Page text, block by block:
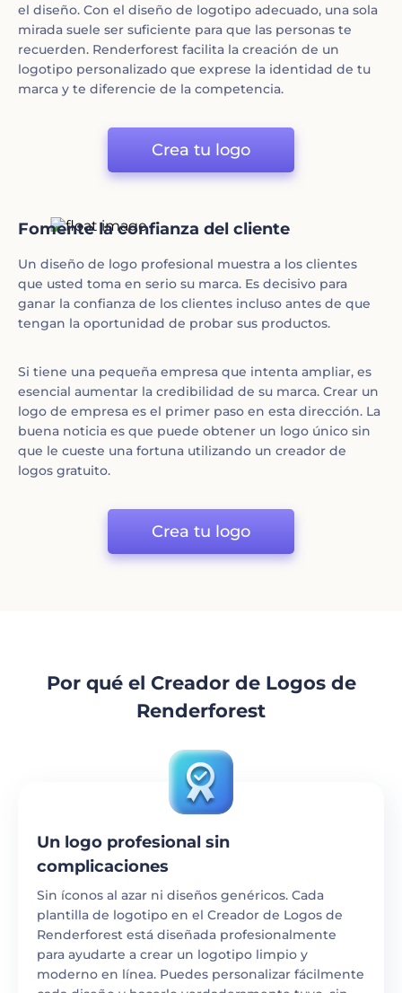
el diseño. Con el diseño de logotipo adecuado, una sola
mirada suele ser suficiente para que las personas te
recuerden. Renderforest facilita la creación de un
logotipo personalizado que exprese la identidad de tu
marca y te diferencie de la competencia.
Crea tu logo
Fomente la confianza del cliente
Un diseño de logo profesional muestra a los clientes
que usted toma en serio su marca. Es decisivo para
ganar la confianza de los clientes incluso antes de que
tengan la oportunidad de probar sus productos.
Si tiene una pequeña empresa que intenta ampliar, es
esencial aumentar la credibilidad de su marca. Crear un
logo de empresa es el primer paso en esta dirección. La
buena noticia es que puede obtener un logo único sin
que le cueste una fortuna utilizando un creador de
logos gratuito.
Crea tu logo
Por qué el Creador de Logos de
Renderforest
Un logo profesional sin
complicaciones
Sin íconos al azar ni diseños genéricos. Cada
plantilla de logotipo en el Creador de Logos de
Renderforest está diseñada profesionalmente
para ayudarte a crear un logotipo limpio y
moderno en línea. Puedes personalizar fácilmente